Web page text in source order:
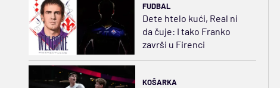
FUDBAL
Dete htelo kući, Real ni
da čuje: I tako Franko
završi u Firenci
KOŠARKA